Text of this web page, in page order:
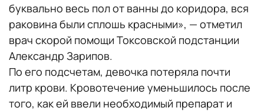
буквально весь пол от ванны до коридора, вся
раковина были сплошь красными», — отметил
врач скорой помощи Токсовской подстанции
Александр Зарипов.
По его подсчетам, девочка потеряла почти
литр крови. Кровотечение уменьшилось после
того, как ей ввели необходимый препарат и